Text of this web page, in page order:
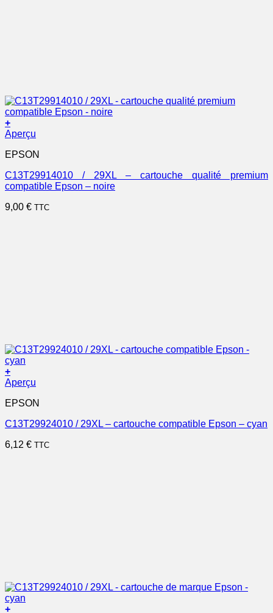
+
Aperçu
EPSON
C13T29914010 / 29XL – cartouche qualité premium
compatible Epson – noire
9,00 € TTC
+
Aperçu
EPSON
C13T29924010 / 29XL – cartouche compatible Epson – cyan
6,12 € TTC
+